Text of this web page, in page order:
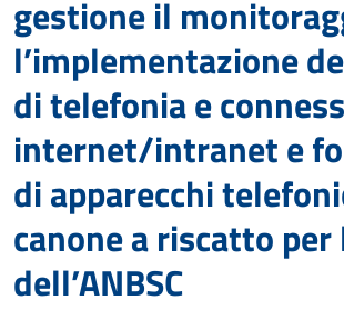
gestione il
l’implementazione
di telefonia e
internet/intranet e
di apparecchi
canone a riscatto per
dell’ANBSC